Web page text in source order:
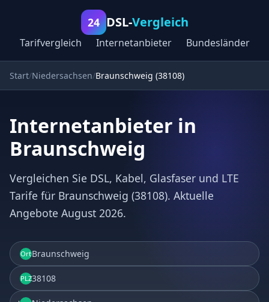
24 DSL-Vergleich
Tarifvergleich Internetanbieter Bundesländer
Start Niedersachsen Braunschweig (38108)
Internetanbieter in
Braunschweig
Vergleichen Sie DSL, Kabel, Glasfaser und LTE
Tarife für Braunschweig (38108). Aktuelle
Angebote August 2026.
OrtBraunschweig
PLZ38108